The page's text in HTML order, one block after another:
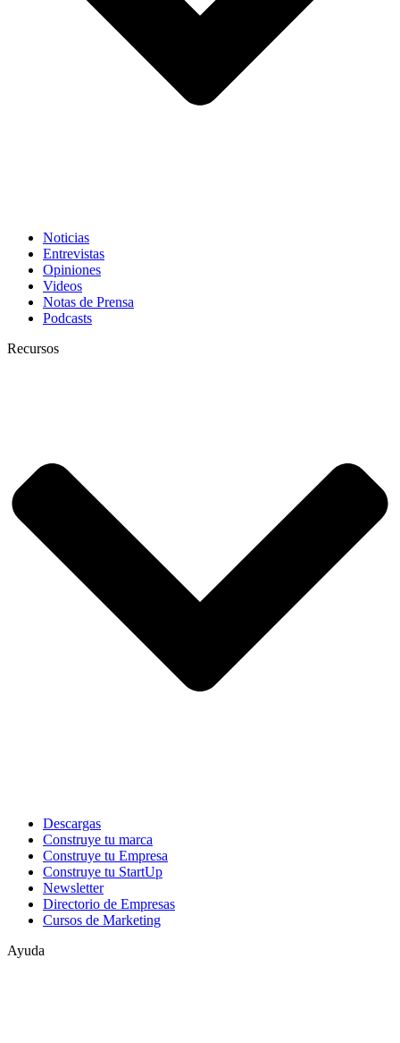
Noticias
Entrevistas
Opiniones
Videos
Notas de Prensa
Podcasts
Recursos
Descargas
Construye tu marca
Construye tu Empresa
Construye tu StartUp
Newsletter
Directorio de Empresas
Cursos de Marketing
Ayuda